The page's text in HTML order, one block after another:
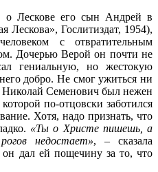
о Лескове его сын Андрей в
Лескова», Гослитиздат, 1954),
с отвратительным
Дочерью Верой он почти не
гениальную, но жестокую
добро. Не смог ужиться ни
Семенович был нежен
по-отцовски заботился
Хотя, надо признать, что
«Ты о Христе пишешь, а
недостает», – сказала
дал ей пощечину за то, что